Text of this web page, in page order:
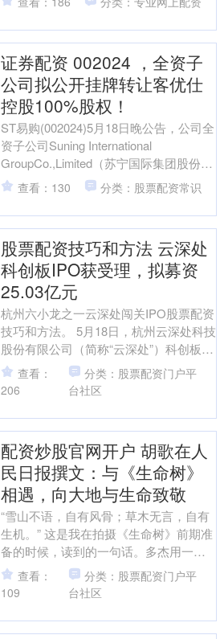
值进一步凸显。与此....
证券配资 002024 ，全资子
公司拟公开挂牌转让客优仕
控股100%股权！
ST易购(002024)5月18日晚公告，公司全
资子公司Suning International
GroupCo.,Limited（苏宁国际集团股份有
限公司，以....
查看：130 分类：股票配资常识
股票配资技巧和方法 云深处
科创板IPO获受理，拟募资
25.03亿元
杭州六小龙之一云深处闯关IPO股票配资
技巧和方法。 5月18日，杭州云深处科技
股份有限公司（简称“云深处”）科创板
IPO获受理，拟募资25.03亿元。 云深处
是....
查看：
206
分类：股票配资门户平
台社区
配资炒股官网开户 胡歌在人
民日报撰文：与《生命树》
相遇，向大地与生命致敬
“雪山不语，自有风骨；草木无言，自有
生机。” 这是我在拍摄《生命树》前期准
备的时候，读到的一句话。多杰用一生
告诉我们，真正的强大从不是征服与对
抗，而是将小我融入....
查看：
109
分类：股票配资门户平
台社区